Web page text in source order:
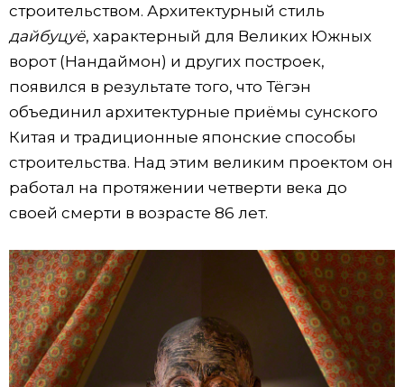
строительством. Архитектурный стиль
дайбуцуё, характерный для Великих Южных
ворот (Нандаймон) и других построек,
появился в результате того, что Тёгэн
объединил архитектурные приёмы сунского
Китая и традиционные японские способы
строительства. Над этим великим проектом он
работал на протяжении четверти века до
своей смерти в возрасте 86 лет.